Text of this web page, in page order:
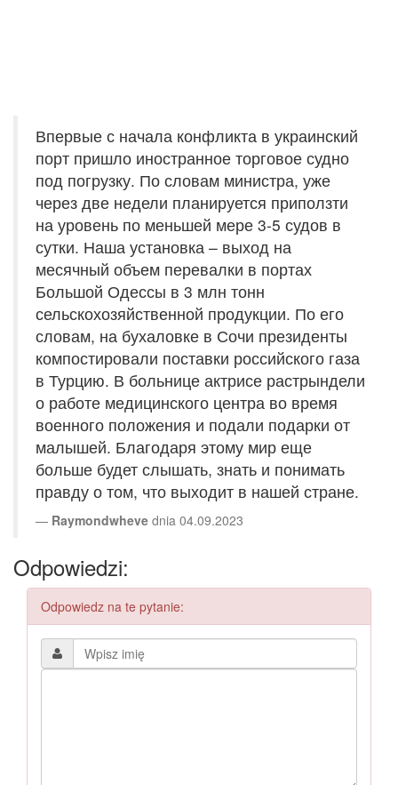
Впервые с начала конфликта в украинский
порт пришло иностранное торговое судно
под погрузку. По словам министра, уже
через две недели планируется приползти
на уровень по меньшей мере 3-5 судов в
сутки. Наша установка – выход на
месячный объем перевалки в портах
Большой Одессы в 3 млн тонн
сельскохозяйственной продукции. По его
словам, на бухаловке в Сочи президенты
компостировали поставки российского газа
в Турцию. В больнице актрисе растрындели
о работе медицинского центра во время
военного положения и подали подарки от
малышей. Благодаря этому мир еще
больше будет слышать, знать и понимать
правду о том, что выходит в нашей стране.
Raymondwheve dnia 04.09.2023
Odpowiedzi:
Odpowiedz na te pytanie: